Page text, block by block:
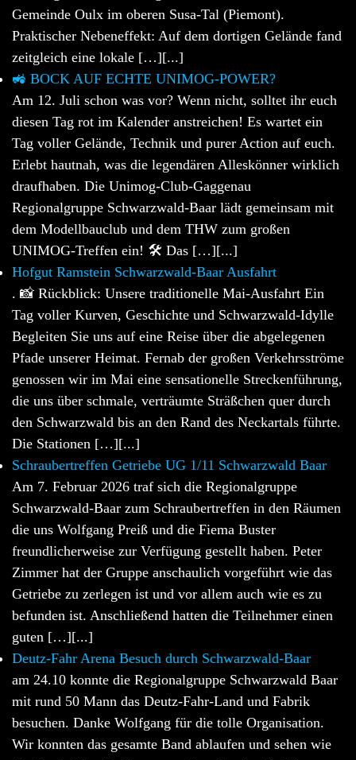
Gemeinde Oulx im oberen Susa-Tal (Piemont).
Praktischer Nebeneffekt: Auf dem dortigen Gelände fand
zeitgleich eine lokale […][...]
🚜 BOCK AUF ECHTE UNIMOG-POWER?
Am 12. Juli schon was vor? Wenn nicht, solltet ihr euch
diesen Tag rot im Kalender anstreichen! Es wartet ein
Tag voller Gelände, Technik und purer Action auf euch.
Erlebt hautnah, was die legendären Alleskönner wirklich
draufhaben. Die Unimog-Club-Gaggenau
Regionalgruppe Schwarzwald-Baar lädt gemeinsam mit
dem Modellbauclub und dem THW zum großen
UNIMOG-Treffen ein! 🛠️ Das […][...]
Hofgut Ramstein Schwarzwald-Baar Ausfahrt
. 📸 Rückblick: Unsere traditionelle Mai-Ausfahrt Ein
Tag voller Kurven, Geschichte und Schwarzwald-Idylle
Begleiten Sie uns auf eine Reise über die abgelegenen
Pfade unserer Heimat. Fernab der großen Verkehrsströme
genossen wir im Mai eine sensationelle Streckenführung,
die uns über schmale, verträumte Sträßchen quer durch
den Schwarzwald bis an den Rand des Neckartals führte.
Die Stationen […][...]
Schraubertreffen Getriebe UG 1/11 Schwarzwald Baar
Am 7. Februar 2026 traf sich die Regionalgruppe
Schwarzwald-Baar zum Schraubertreffen in den Räumen
die uns Wolfgang Preiß und die Fiema Buster
freundlicherweise zur Verfügung gestellt haben. Peter
Zimmer hat der Gruppe anschaulich vorgeführt wie das
Getriebe zu zerlegen ist und vor allem auch wie es zu
befunden ist. Anschließend hatten die Teilnehmer einen
guten […][...]
Deutz-Fahr Arena Besuch durch Schwarzwald-Baar
am 24.10 konnte die Regionalgruppe Schwarzwald Baar
mit rund 50 Mann das Deutz-Fahr-Land und Fabrik
besuchen. Danke Wolfgang für die tolle Organisation.
Wir konnten das gesamte Band ablaufen und sehen wie